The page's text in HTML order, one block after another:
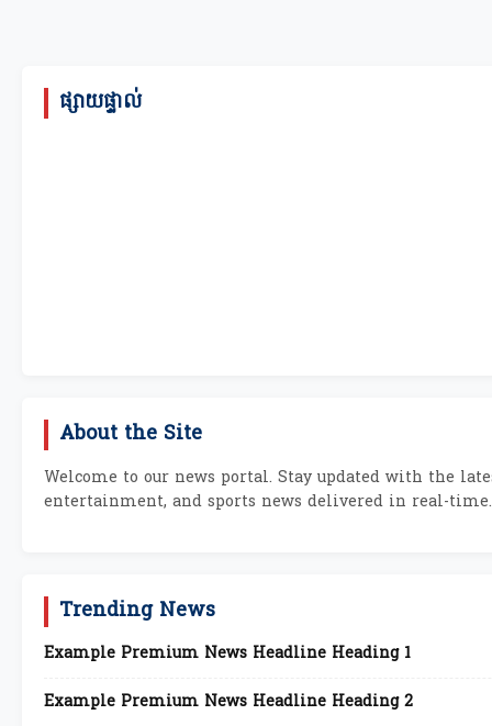
ផ្សាយផ្ទាល់
About the Site
Welcome to our news portal. Stay updated with the
entertainment, and sports news delivered in real-time.
Trending News
Example Premium News Headline Heading 1
Example Premium News Headline Heading 2